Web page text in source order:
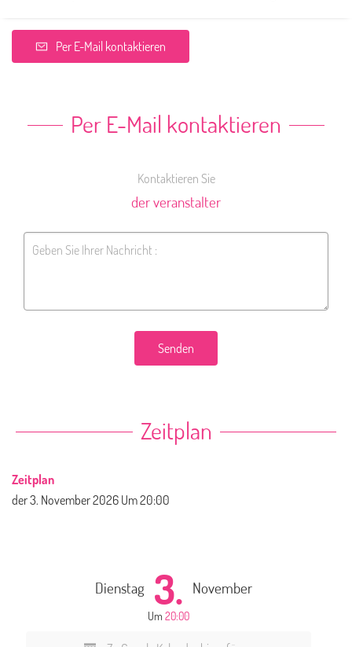
Per E-Mail kontaktieren
Per E-Mail kontaktieren
Kontaktieren Sie
der veranstalter
Senden
Zeitplan
Zeitplan
der3. November 2026 Um 20:00
Dienstag 3. November
Um 20:00